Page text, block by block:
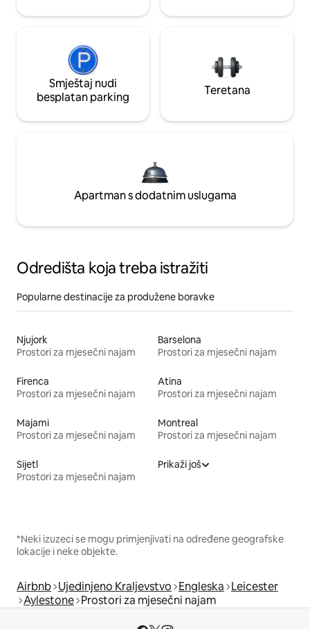
Smještaj nudi
besplatan parking
Teretana
Apartman s dodatnim uslugama
Odredišta koja treba istražiti
Popularne destinacije za produžene boravke
Njujork
Prostori za mjesečni najam
Barselona
Prostori za mjesečni najam
Firenca
Prostori za mjesečni najam
Atina
Prostori za mjesečni najam
Majami
Prostori za mjesečni najam
Montreal
Prostori za mjesečni najam
Sijetl
Prostori za mjesečni najam
Prikaži još
*Neki izuzeci se mogu primjenjivati na određene geografske
lokacije i neke objekte.
Airbnb Ujedinjeno Kraljevstvo Engleska Leicester
Aylestone Prostori za mjesečni najam